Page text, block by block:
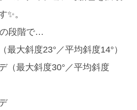
✨。
段階で…
最大斜度23°／平均斜度14°）
（最大斜度30°／平均斜度